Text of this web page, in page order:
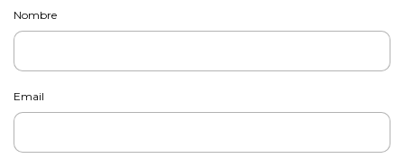
Nombre
Email